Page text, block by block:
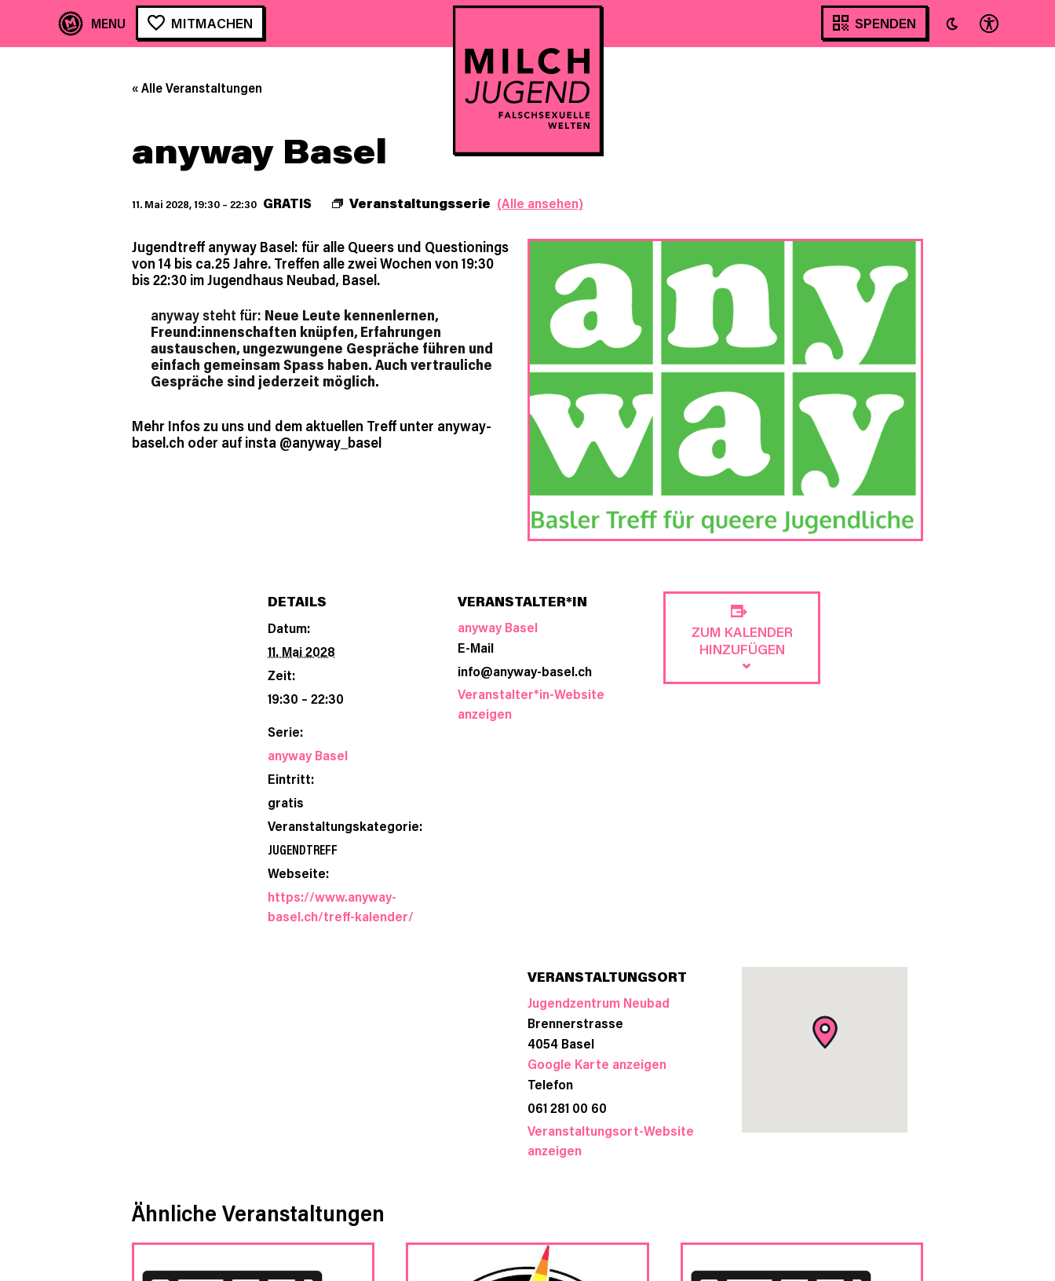
MITMACHEN SPENDEN
« Alle Veranstaltungen
anyway Basel
11. Mai 2028, 19:30 – 22:30 Veranstaltungsserie (Alle ansehen)
GRATIS
Jugendtreff anyway Basel: für alle Queers und Questionings
von 14 bis ca.25 Jahre. Treffen alle zwei Wochen von 19:30
bis 22:30 im Jugendhaus Neubad, Basel.
anyway steht für: Neue Leute kennenlernen,
Freund:innenschaften knüpfen, Erfahrungen
austauschen, ungezwungene Gespräche führen und
einfach gemeinsam Spass haben. Auch vertrauliche
Gespräche sind jederzeit möglich.
Mehr Infos zu uns und dem aktuellen Treff unter anyway-
basel.ch oder auf insta @anyway_basel
ZUM KALENDER
HINZUFÜGEN
DETAILS
Datum:
11. Mai 2028
Zeit:
19:30 – 22:30
Serie:
anyway Basel
Eintritt:
gratis
Veranstaltungskategorie:
JUGENDTREFF
Webseite:
https://www.anyway-
basel.ch/treff-kalender/
VERANSTALTER*IN
anyway Basel
E-Mail
info@anyway-basel.ch
Veranstalter*in-Website
anzeigen
VERANSTALTUNGSORT
Jugendzentrum Neubad
Brennerstrasse
4054 Basel
Google Karte anzeigen
Telefon
061 281 00 60
Veranstaltungsort-Website
anzeigen
Ähnliche Veranstaltungen